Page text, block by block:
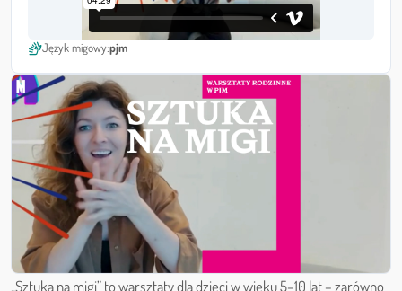
sign_languageJęzyk migowy:pjm
„Sztuka na migi” to warsztaty dla dzieci w wieku 5–10 lat – zarówno